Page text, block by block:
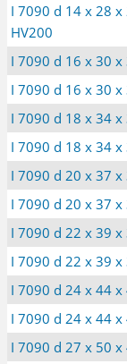
I 7090 d 14 x 28 x
HV200
I 7090 d 16 x 30 x
I 7090 d 16 x 30 x
I 7090 d 18 x 34 x
I 7090 d 18 x 34 x
I 7090 d 20 x 37 x
I 7090 d 20 x 37 x
I 7090 d 22 x 39 x
I 7090 d 22 x 39 x
I 7090 d 24 x 44 x
I 7090 d 24 x 44 x
I 7090 d 27 x 50 x